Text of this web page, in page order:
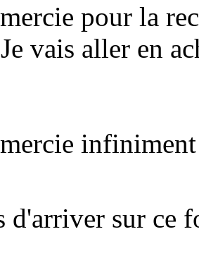
pour la
vais aller en
d'arriver sur ce